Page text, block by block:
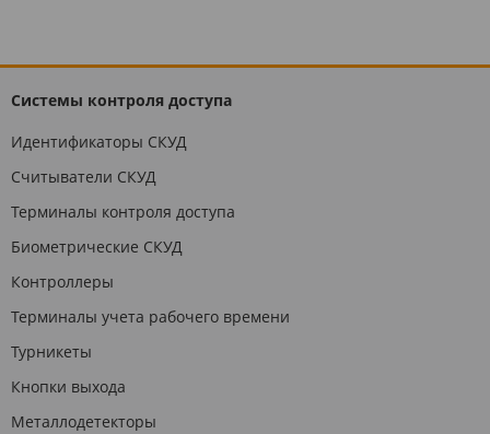
Системы контроля доступа
Идентификаторы СКУД
Считыватели СКУД
Терминалы контроля доступа
Биометрические СКУД
Контроллеры
Терминалы учета рабочего времени
Турникеты
Кнопки выхода
Металлодетекторы